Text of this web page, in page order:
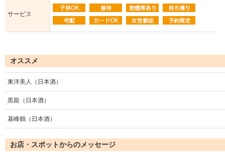
サービス
オススメ
東洋美人（日本酒）
黒龍（日本酒）
基峰鶴（日本酒）
お店・スポットからのメッセージ